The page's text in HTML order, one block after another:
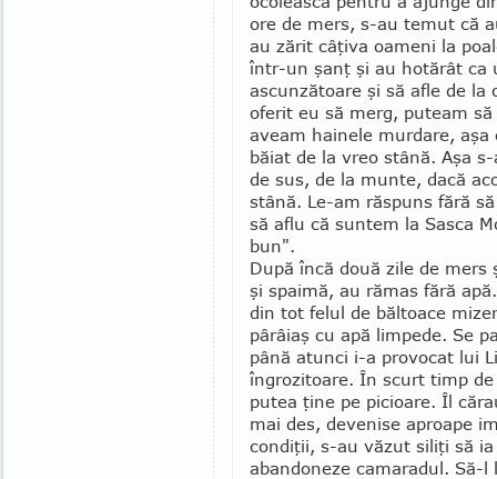
ore de mers, s-au temut că
au zărit câţiva oameni la
într-un şanţ şi au hotă­rât ca
ascunzătoare şi să afle de la
oferit eu să merg, puteam
aveam hainele murdare,
băiat de la vreo stână. Aşa
de sus, de la munte, dacă
stână. Le-am răspuns fără
să aflu că suntem la Sasca
bun".
După încă două zile de
şi spaimă, au rămas fără
din tot felul de băl­toace
pârâiaş cu apă limpede. Se
până atunci i-a provocat lui
îngrozitoare. În scurt timp
putea ţine pe picioare. Îl
mai des, devenise aproape
condiţii, s-au văzut siliţi să
abandoneze camaradul.